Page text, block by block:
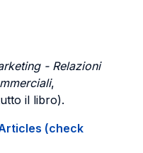
- Relazioni
,
il libro).
(check